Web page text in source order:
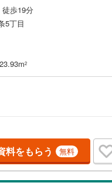
歩19分
5丁目
2
料をもらう 無料
郡雄武町
郡壮瞥町
郡洞爺湖町
郡浦河町
東郡上士幌町 (0)
郡清水町(5)